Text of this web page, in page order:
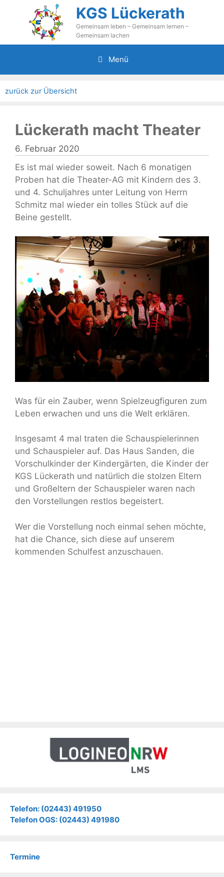
springen
KGS Lückerath
Gemeinsam leben – Gemeinsam lernen –
Gemeinsam lachen
Menü
zurück zur Übersicht
Lückerath macht Theater
6. Februar 2020
Es ist mal wieder soweit. Nach 6 monatigen
Proben hat die Theater-AG mit Kindern des 3.
und 4. Schuljahres unter Leitung von Herrn
Schmitz mal wieder ein tolles Stück auf die
Beine gestellt.
Was für ein Zauber, wenn Spielzeugfiguren zum
Leben erwachen und uns die Welt erklären.
Insgesamt 4 mal traten die Schauspielerinnen
und Schauspieler auf. Das Haus Sanden, die
Vorschulkinder der Kindergärten, die Kinder der
KGS Lückerath und natürlich die stolzen Eltern
und Großeltern der Schauspieler waren nach
den Vorstellungen restlos begeistert.
Wer die Vorstellung noch einmal sehen möchte,
hat die Chance, sich diese auf unserem
kommenden Schulfest anzuschauen.
Telefon: (02443) 491950
Telefon OGS: (02443) 491980
Termine